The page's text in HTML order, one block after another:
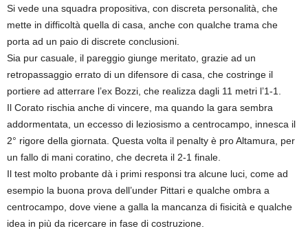
Si vede una squadra propositiva, con discreta personalità, che
mette in difficoltà quella di casa, anche con qualche trama che
porta ad un paio di discrete conclusioni.
Sia pur casuale, il pareggio giunge meritato, grazie ad un
retropassaggio errato di un difensore di casa, che costringe il
portiere ad atterrare l’ex Bozzi, che realizza dagli 11 metri l’1-1.
Il Corato rischia anche di vincere, ma quando la gara sembra
addormentata, un eccesso di leziosismo a centrocampo, innesca il
2° rigore della giornata. Questa volta il penalty è pro Altamura, per
un fallo di mani coratino, che decreta il 2-1 finale.
Il test molto probante dà i primi responsi tra alcune luci, come ad
esempio la buona prova dell’under Pittari e qualche ombra a
centrocampo, dove viene a galla la mancanza di fisicità e qualche
idea in più da ricercare in fase di costruzione.